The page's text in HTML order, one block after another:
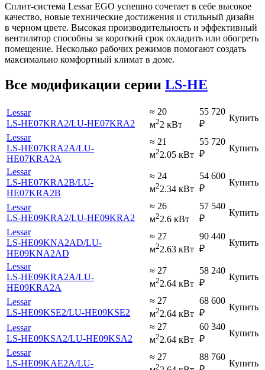
Сплит-система Lessar EGO успешно сочетает в себе высокое
качество, новые технические достижения и стильный дизайн
в черном цвете. Высокая производительность и эффективный
вентилятор способны за короткий срок охладить или обогреть
помещение. Несколько рабочих режимов помогают создать
максимально комфортный климат в доме.
Все модификации серии LS-HE
Lessar
LS-HE07KRA2/LU-HE07KRA2
≈ 20
м22 кВт
55 720
₽
Купить
Lessar
LS-HE07KRA2A/LU-
HE07KRA2A
≈ 21
м22.05 кВт
55 720
₽
Купить
Lessar
LS-HE07KRA2B/LU-
HE07KRA2B
≈ 24
м22.34 кВт
54 600
₽
Купить
Lessar
LS-HE09KRA2/LU-HE09KRA2
≈ 26
м22.6 кВт
57 540
₽
Купить
Lessar
LS-HE09KNA2AD/LU-
HE09KNA2AD
≈ 27
м22.63 кВт
90 440
₽
Купить
Lessar
LS-HE09KRA2A/LU-
HE09KRA2A
≈ 27
м22.64 кВт
58 240
₽
Купить
Lessar
LS-HE09KSE2/LU-HE09KSE2
≈ 27
м22.64 кВт
68 600
₽
Купить
Lessar
LS-HE09KSA2/LU-HE09KSA2
≈ 27
м22.64 кВт
60 340
₽
Купить
Lessar
LS-HE09KAE2A/LU-
≈ 27
2
88 760
Купить